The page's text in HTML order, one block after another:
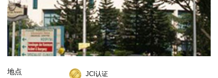
地点 JCI认证